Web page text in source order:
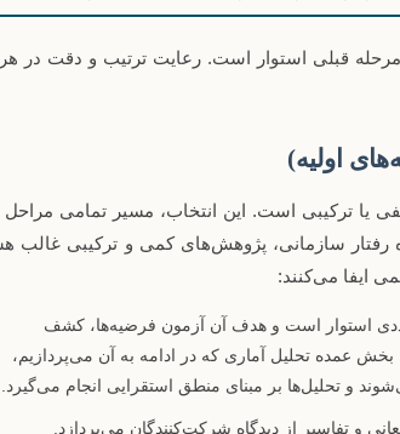
قبلی استوار است. رعایت ترتیب و دقت در هر
اولیه)
ترکیبی است. این انتخاب، مسیر تمامی مراحل
سازمانی، پژوهش‌های کمی و ترکیبی غالب
ایفا می‌کنند:
استوار است و هدف آن آزمون فرضیه‌ها، کشف
عمده تحلیل آماری که در ادامه به آن می‌پردازیم،
و تحلیل‌ها بر مبنای منطق استقرایی انجام می‌گیرد.
و تفاسیر از دیدگاه شرکت‌کنندگان می‌پردازد.